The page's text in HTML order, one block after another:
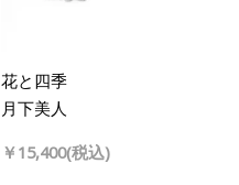
花と四季
月下美人
￥15,400(税込)